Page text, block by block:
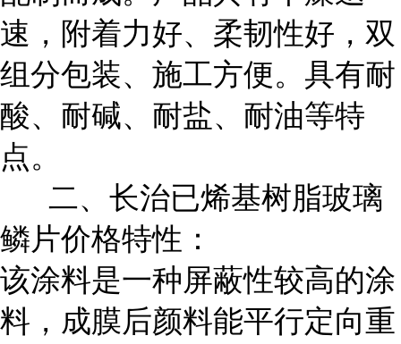
速，附着力好、柔韧性好，双
组分包装、施工方便。具有耐
酸、耐碱、耐盐、耐油等特
点。
二、长治已烯基树脂玻璃
鳞片价格特性：
该涂料是一种屏蔽性较高的涂
料，成膜后颜料能平行定向重